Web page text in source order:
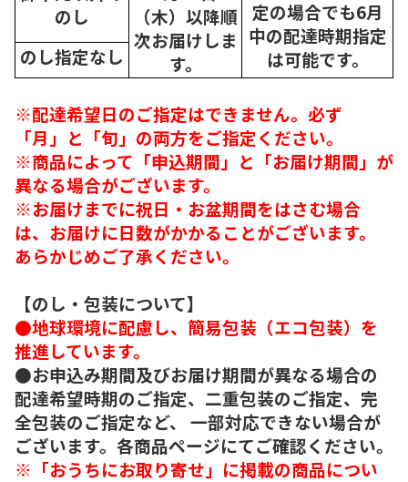
定の場合でも6月
中の配達時期指定
は可能です。
のし
（木）以降順
次お届けしま
す。
のし指定なし
※配達希望日のご指定はできません。必ず
「月」と「旬」の両方をご指定ください。
※商品によって「申込期間」と「お届け期間」が
異なる場合がございます。
※お届けまでに祝日・お盆期間をはさむ場合
は、お届けに日数がかかることがございます。
あらかじめご了承ください。
【のし・包装について】
●地球環境に配慮し、簡易包装（エコ包装）を
推進しています。
●お申込み期間及びお届け期間が異なる場合の
配達希望時期のご指定、二重包装のご指定、完
全包装のご指定など、 一部対応できない場合が
ございます。各商品ページにてご確認ください。
※「おうちにお取り寄せ」に掲載の商品につい